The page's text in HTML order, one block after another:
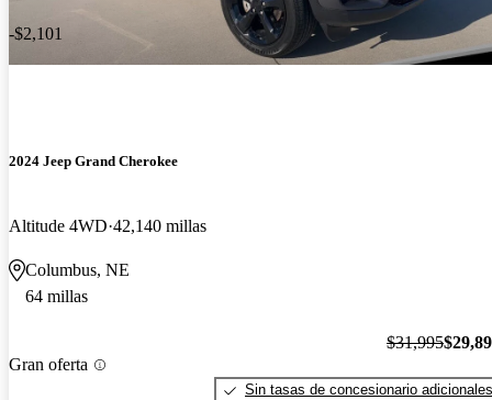
-$2,101
2024 Jeep Grand Cherokee
Altitude 4WD 42,140 millas
Columbus, NE
64 millas
Gran oferta
$31,995
Sin tasas de concesionario adicionales